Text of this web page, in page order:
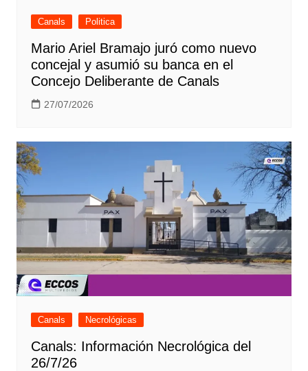
Canals Politica
Mario Ariel Bramajo juró como nuevo
concejal y asumió su banca en el
Concejo Deliberante de Canals
27/07/2026
Canals Necrológicas
Canals: Información Necrológica del
26/7/26